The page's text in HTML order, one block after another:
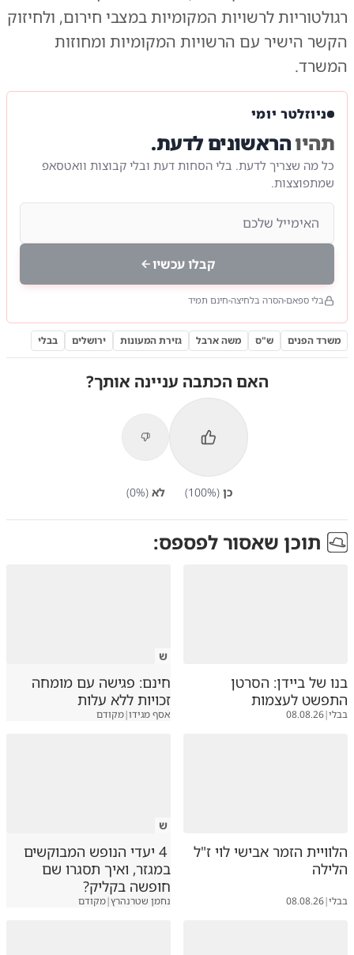
רגולטוריות לרשויות המקומיות במצבי חירום, ולחיזוק
הקשר הישיר עם הרשויות המקומיות ומחוזות
המשרד.
ניוזלטר יומי
תהיוהראשונים לדעת.
כל מה שצריך לדעת. בלי הסחות דעת ובלי קבוצות וואטסאפ
שמתפוצצות.
קבלו עכשיו
בלי ספאם הסרה בלחיצה חינם תמיד
משרד הפנים ש"ס משה ארבל גזירת המעונות ירושלים בבלי
האם הכתבה עניינה אותך?
כן (
100%) לא (
0%)
תוכן שאסור לפספס:
בנו של ביידן: הסרטן
התפשט לעצמות
בבלי|
08.08.26
ש
חינם: פגישה עם מומחה
זכויות ללא עלות
אסף מגידו|מקודם
הלוויית הזמר אבישי לוי ז"ל
הלילה
בבלי|
08.08.26
ש
4 יעדי הנופש המבוקשים
במגזר, ואיך תסגרו שם
חופשה בקליק?
נחמן שטרנהרץ|מקודם